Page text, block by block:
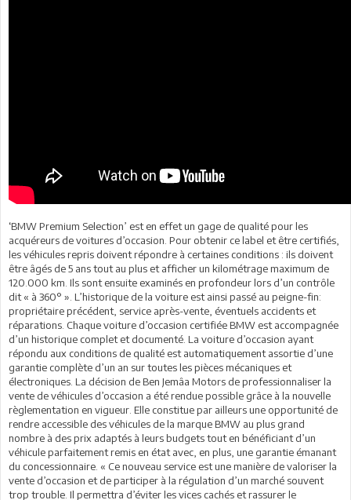
‘BMW Premium Selection’ est en effet un gage de qualité pour les
acquéreurs de voitures d’occasion. Pour obtenir ce label et être certifiés,
les véhicules repris doivent répondre à certaines conditions : ils doivent
être âgés de 5 ans tout au plus et afficher un kilométrage maximum de
120.000 km. Ils sont ensuite examinés en profondeur lors d’un contrôle
dit « à 360° ». L’historique de la voiture est ainsi passé au peigne-fin:
propriétaire précédent, service après-vente, éventuels accidents et
réparations. Chaque voiture d’occasion certifiée BMW est accompagnée
d’un historique complet et documenté. La voiture d’occasion ayant
répondu aux conditions de qualité est automatiquement assortie d’une
garantie complète d’un an sur toutes les pièces mécaniques et
électroniques. La décision de Ben Jemâa Motors de professionnaliser la
vente de véhicules d’occasion a été rendue possible grâce à la nouvelle
règlementation en vigueur. Elle constitue par ailleurs une opportunité de
rendre accessible des véhicules de la marque BMW au plus grand
nombre à des prix adaptés à leurs budgets tout en bénéficiant d’un
véhicule parfaitement remis en état avec, en plus, une garantie émanant
du concessionnaire. « Ce nouveau service est une manière de valoriser la
vente d’occasion et de participer à la régulation d’un marché souvent
trop trouble. Il permettra d’éviter les vices cachés et rassurer le